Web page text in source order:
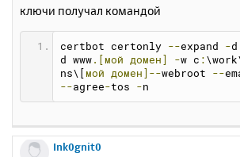
ключи получал командой
certbot certonly --expand -d
d www .[мой домен] -w c :
ns\[ мой домен]--webroot --
--agree-tos -n
Ink0gnit0